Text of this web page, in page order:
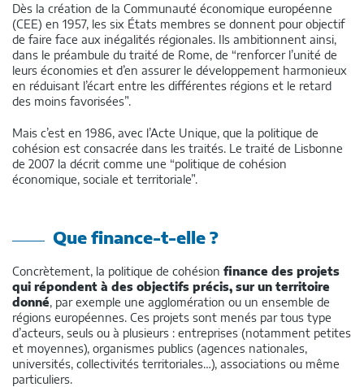
Dès la création de la Communauté économique européenne
(CEE) en 1957, les six États membres se donnent pour objectif
de faire face aux inégalités régionales. Ils ambitionnent ainsi,
dans le préambule du traité de Rome, de “renforcer l’unité de
leurs économies et d’en assurer le développement harmonieux
en réduisant l’écart entre les différentes régions et le retard
des moins favorisées”.
Mais c’est en 1986, avec l’Acte Unique, que la politique de
cohésion est consacrée dans les traités. Le traité de Lisbonne
de 2007 la décrit comme une “politique de cohésion
économique, sociale et territoriale”.
Que finance-t-elle ?
Concrètement, la politique de cohésion finance des projets
qui répondent à des objectifs précis, sur un territoire
donné, par exemple une agglomération ou un ensemble de
régions européennes. Ces projets sont menés par tous type
d’acteurs, seuls ou à plusieurs : entreprises (notamment petites
et moyennes), organismes publics (agences nationales,
universités, collectivités territoriales…), associations ou même
particuliers.